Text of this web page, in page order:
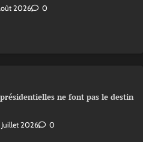
2026 0
ne font pas le destin
Juillet 2026 0